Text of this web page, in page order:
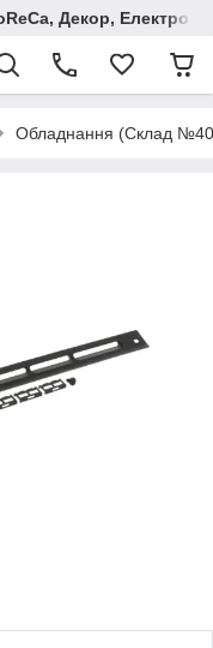
Декор,
Обладнання (Склад